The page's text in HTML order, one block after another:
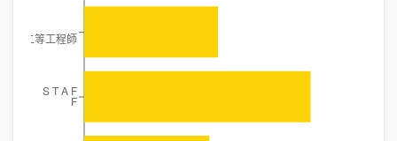
二等工程師
S T A F
F